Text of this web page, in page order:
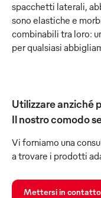
spacchetti laterali,
sono elastiche e
combinabili tra loro:
per qualsiasi
Utilizzare anziché
Il nostro comodo
Vi forniamo una
a trovare i prodotti
Mettersi in contatto